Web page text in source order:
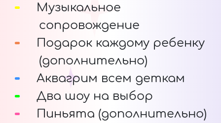
Музыкальное
сопровождение
Подарок каждому ребенку
(дополнительно)
Аквагрим всем деткам
Два шоу на выбор
Пиньята (дополнительно)